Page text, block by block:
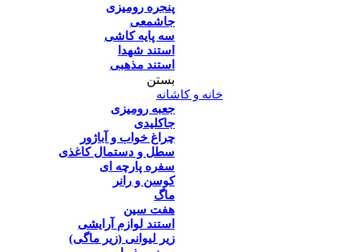
پنجره رومیزی
جاشمعی
سه پایه کاشی
استند شهدا
استند مذهبی
بستن
خانه و کاشانه
جعبه رومیزی
جاکلیدی
چراغ خواب و آباژور
سطل و دستمال کاغذی
سفره پارچه ای
کوسن و رانر
ماگ
هفت سین
استند لوازم آرایشی
زیر لیوانی (زیر ماگی)